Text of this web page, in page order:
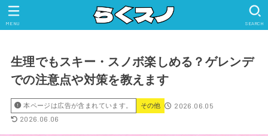
SEARCH
MENU
生理でもスキー・スノボ楽しめる？ゲレンデ
での注意点や対策を教えます
本ページは広告が含まれています。 その他
2026.06.05
2026.06.06